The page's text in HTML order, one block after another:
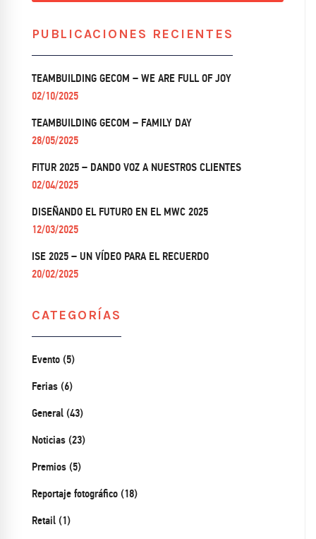
PUBLICACIONES RECIENTES
TEAMBUILDING GECOM – WE ARE FULL OF JOY
02/10/2025
TEAMBUILDING GECOM – FAMILY DAY
28/05/2025
FITUR 2025 – DANDO VOZ A NUESTROS CLIENTES
02/04/2025
DISEÑANDO EL FUTURO EN EL MWC 2025
12/03/2025
ISE 2025 – UN VÍDEO PARA EL RECUERDO
20/02/2025
CATEGORÍAS
Evento (5)
Ferias (6)
General (43)
Noticias (23)
Premios (5)
Reportaje fotográfico (18)
Retail (1)